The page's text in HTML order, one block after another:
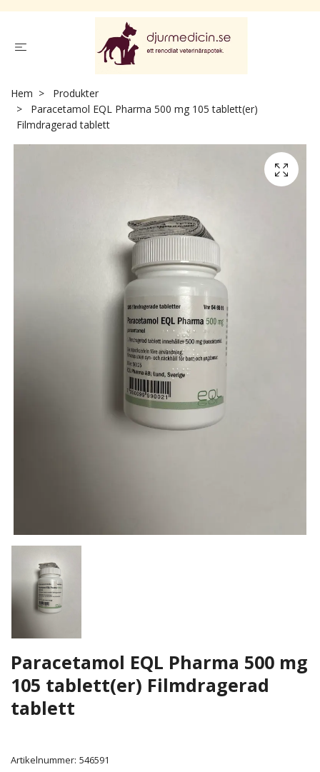
Hem
Produkter
Paracetamol EQL Pharma 500 mg 105 tablett(er)
Filmdragerad tablett
Paracetamol EQL Pharma 500 mg
105 tablett(er) Filmdragerad
tablett
Artikelnummer: 546591